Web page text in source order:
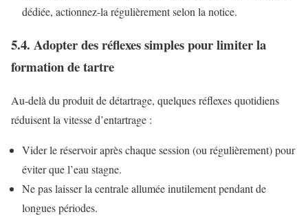
dédiée, actionnez-la régulièrement selon la notice.
5.4. Adopter des réflexes simples pour limiter la
formation de tartre
Au-delà du produit de détartrage, quelques réflexes quotidiens
réduisent la vitesse d’entartrage :
Vider le réservoir après chaque session (ou régulièrement) pour
éviter que l’eau stagne.
Ne pas laisser la centrale allumée inutilement pendant de
longues périodes.